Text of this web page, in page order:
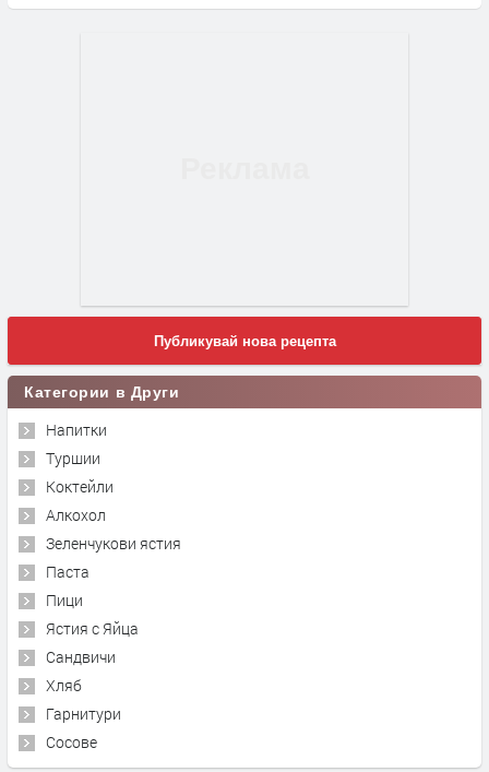
Публикувай нова рецепта
Категории в Други
Напитки
Туршии
Коктейли
Алкохол
Зеленчукови ястия
Паста
Пици
Ястия с Яйца
Сандвичи
Хляб
Гарнитури
Сосове